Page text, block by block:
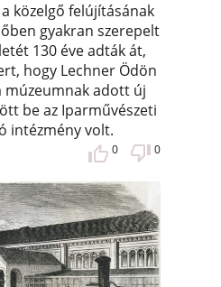
közelgő felújításának
gyakran szerepelt
130 éve adták át,
hogy Lechner Ödön
múzeumnak adott új
be az Iparművészeti
intézmény volt.
0 0